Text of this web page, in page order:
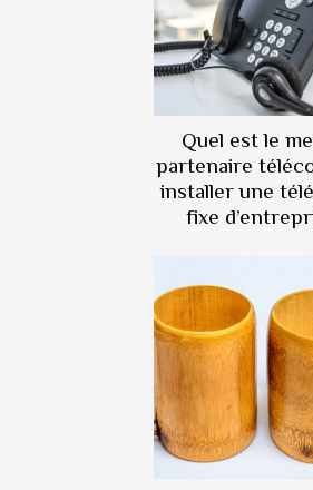
Quel est le
partenaire
installer une
fixe